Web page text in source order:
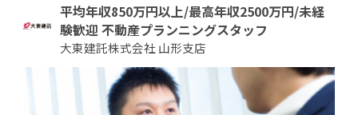
平均年収850万円以上/最高年収2500万円/未経
験歓迎 不動産プランニングスタッフ
大東建託株式会社 山形支店